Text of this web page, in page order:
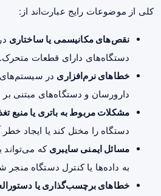
کلی از موضوعات رایج عبارت‌اند از:
نقص‌های مکانیسمی یا ساختاری
دستگاه‌های دارای قطعات متحرک.
خطاهای نرم‌افزاری در
دارورسان و دستگاه‌های مبتنی بر
مشکلات مربوط به باتری یا منبع
دستگاه را مختل کند یا ایجاد
مسائل ایمنی سایبری که
به داده‌ها یا کنترل دستگاه منجر
خطاهای برچسب‌گذاری یا